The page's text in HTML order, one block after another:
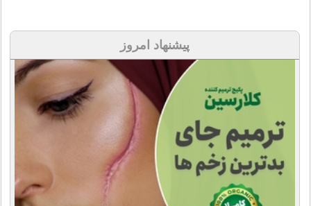
پیشنهاد امروز